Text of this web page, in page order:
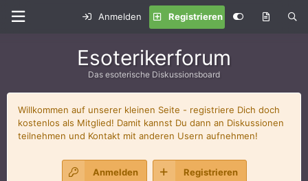
Anmelden Registrieren
Esoterikerforum
Das esoterische Diskussionsboard
Willkommen auf unserer kleinen Seite - registriere Dich doch
kostenlos als Mitglied! Damit kannst Du dann an Diskussionen
teilnehmen und Kontakt mit anderen Usern aufnehmen!
Anmelden Registrieren